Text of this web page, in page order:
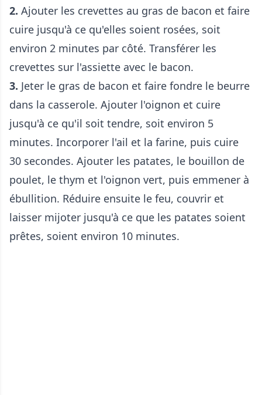
2. Ajouter les crevettes au gras de bacon et faire
cuire jusqu'à ce qu'elles soient rosées, soit
environ 2 minutes par côté. Transférer les
crevettes sur l'assiette avec le bacon.
3. Jeter le gras de bacon et faire fondre le beurre
dans la casserole. Ajouter l'oignon et cuire
jusqu'à ce qu'il soit tendre, soit environ 5
minutes. Incorporer l'ail et la farine, puis cuire
30 secondes. Ajouter les patates, le bouillon de
poulet, le thym et l'oignon vert, puis emmener à
ébullition. Réduire ensuite le feu, couvrir et
laisser mijoter jusqu'à ce que les patates soient
prêtes, soient environ 10 minutes.